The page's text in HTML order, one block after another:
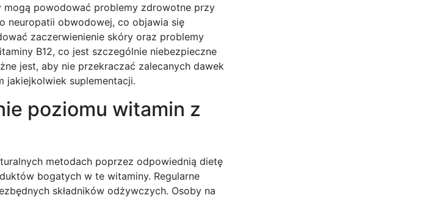
mogą powodować problemy zdrowotne przy
neuropatii obwodowej, co objawia się
zaczerwienienie skóry oraz problemy
B12, co jest szczególnie niebezpieczne
jest, aby nie przekraczać zalecanych dawek
jakiejkolwiek suplementacji.
poziomu witamin z
metodach poprzez odpowiednią dietę
bogatych w te witaminy. Regularne
składników odżywczych. Osoby na